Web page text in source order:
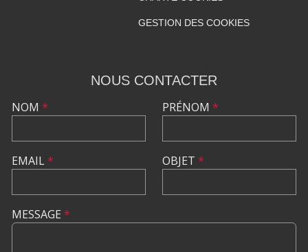
GESTION DES COOKIES
NOUS CONTACTER
NOM *
EMAIL*
PRÉNOM *
OBJET *
MESSAGE *